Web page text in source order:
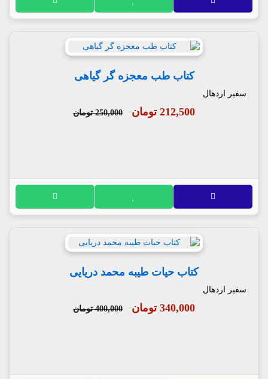
کتاب طب معجزه گر گیاهی
سفیر اردهال
212,500 تومان 250,000 تومان
کتاب حیات طیبه محمد دریایی
سفیر اردهال
340,000 تومان 400,000 تومان